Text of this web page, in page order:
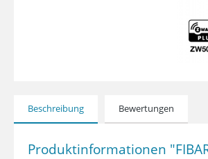
Beschreibung Bewertungen
Produktinformationen